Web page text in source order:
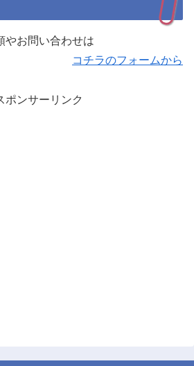
やお問い合わせは
コチラのフォームから
ポンサーリンク